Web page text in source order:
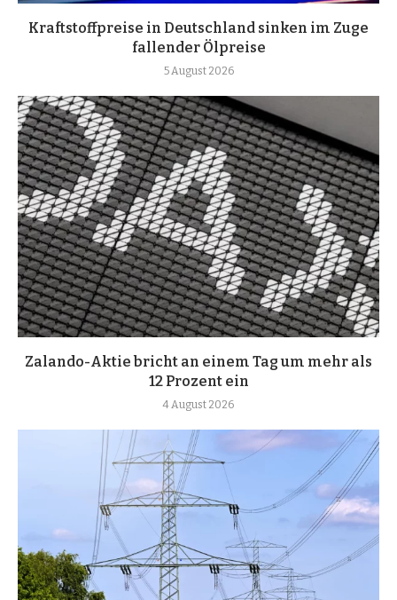
Kraftstoffpreise in Deutschland sinken im Zuge
fallender Ölpreise
5 August 2026
Zalando-Aktie bricht an einem Tag um mehr als
12 Prozent ein
4 August 2026